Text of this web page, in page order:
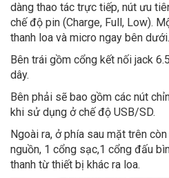
dàng thao tác trực tiếp, nút ưu
chế độ pin (Charge, Full, Low).
thanh loa và micro ngay bên dưới.
Bên trái gồm cổng kết nối jack
dây.
Bên phải sẽ bao gồm các nút
khi sử dụng ở chế độ USB/SD.
Ngoài ra, ở phía sau mặt trên
nguồn, 1 cổng sạc,1 cổng đấu
thanh từ thiết bị khác ra loa.